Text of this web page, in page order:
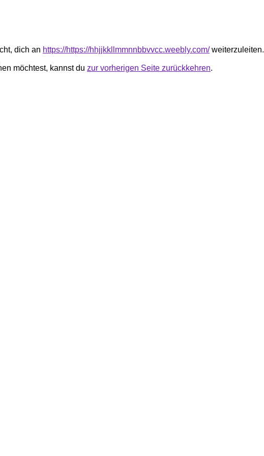
dich an https://https://hhjjkkllmmnnbbvvcc.weebly.com/weiterzuleiten.
möchtest, kannst du zur vorherigen Seite zurückkehren.